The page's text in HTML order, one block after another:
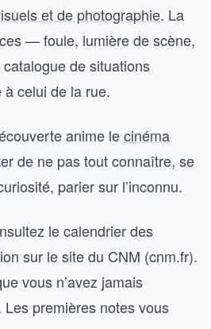
et de photographie. La
— foule, lumière de scène,
de situations
celui de la rue.
anime lecinéma
de ne pas tout connaître, se
parier sur l’inconnu.
le calendrier des
sur le site du CNM (cnm.fr).
vous n’avez jamais
premières notes vous